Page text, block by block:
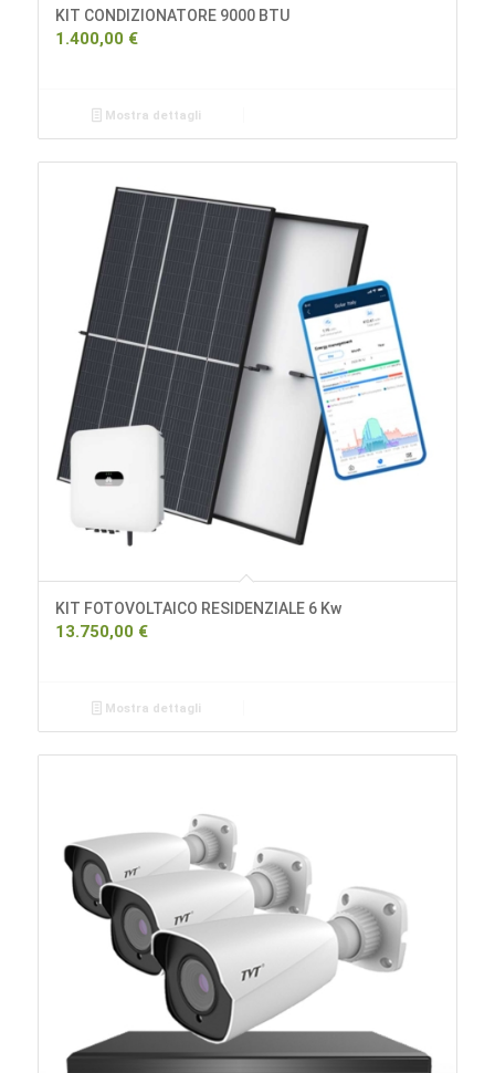
KIT CONDIZIONATORE 9000 BTU
1.400,00 €
Mostra dettagli
KIT FOTOVOLTAICO RESIDENZIALE 6 Kw
13.750,00 €
Mostra dettagli